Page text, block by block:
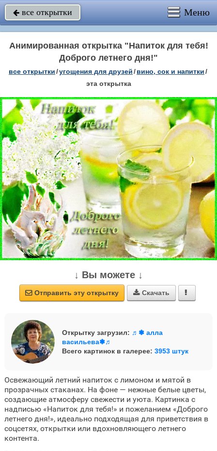
 все открытки Меню
Анимированная открытка "Напиток для тебя!
Доброго летнего дня!"
все открытки/угощения для друзей/вино, сок и напитки/
эта открытка
↓ Вы можете ↓
 Отправить эту открытку  Скачать 
Открытку загрузил: ♬❃ алла
васильева❃♬
Всего картинок в галерее: 3953 штук
Освежающий летний напиток с лимоном и мятой в
прозрачных стаканах. На фоне — нежные белые цветы,
создающие атмосферу свежести и уюта. Картинка с
надписью «Напиток для тебя!» и пожеланием «Доброго
летнего дня!», идеально подходящая для приветствия в
соцсетях, открытки или вдохновляющего летнего
контента.